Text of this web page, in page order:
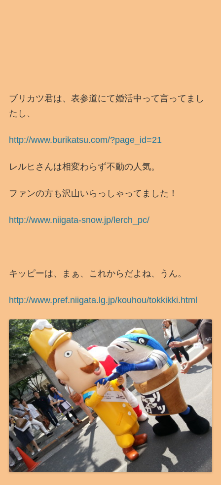
ブリカツ君は、表参道にて婚活中って言ってまし
たし、
http://www.burikatsu.com/?page_id=21
レルヒさんは相変わらず不動の人気。
ファンの方も沢山いらっしゃってました！
http://www.niigata-snow.jp/lerch_pc/
キッピーは、まぁ、これからだよね、うん。
http://www.pref.niigata.lg.jp/kouhou/tokkikki.html